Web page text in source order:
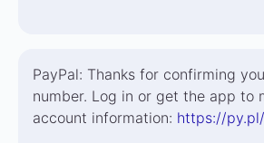
PayPal: Thanks for confirming
number. Log in or get the app to
account information: https://